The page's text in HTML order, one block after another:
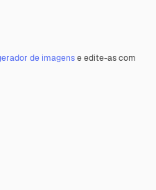
de imagense edite-as com